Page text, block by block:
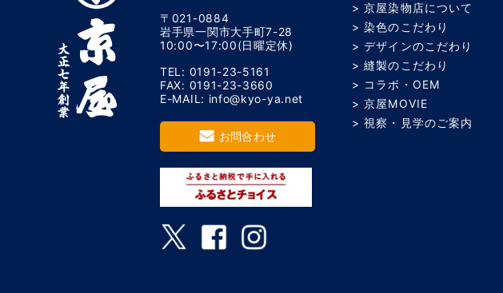
〒021-0884
岩手県一関市大手町7-28
10:00〜17:00(日曜定休)
TEL: 0191-23-5161
FAX: 0191-23-3660
E-MAIL: info@kyo-ya.net
お問合わせ
> 京屋染物店について
> 染色のこだわり
> デザインのこだわり
> 縫製のこだわり
> コラボ・OEM
> 京屋MOVIE
> 視察・見学のご案内